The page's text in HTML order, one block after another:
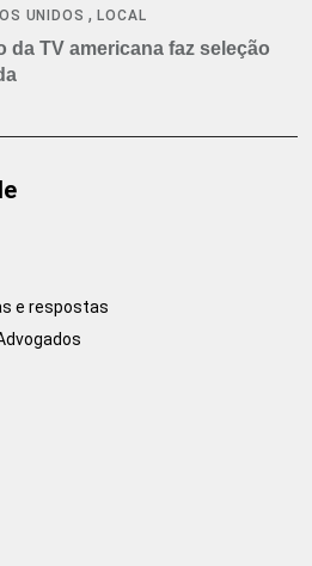
UNIDOS ,LOCAL
da TV americana faz seleção
e respostas